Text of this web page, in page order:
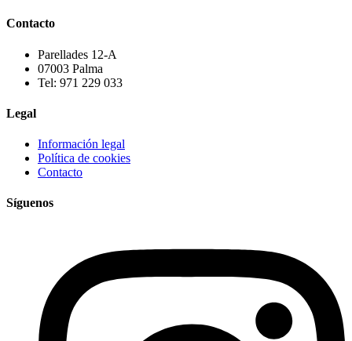
Contacto
Parellades 12-A
07003 Palma
Tel: 971 229 033
Legal
Información legal
Política de cookies
Contacto
Síguenos